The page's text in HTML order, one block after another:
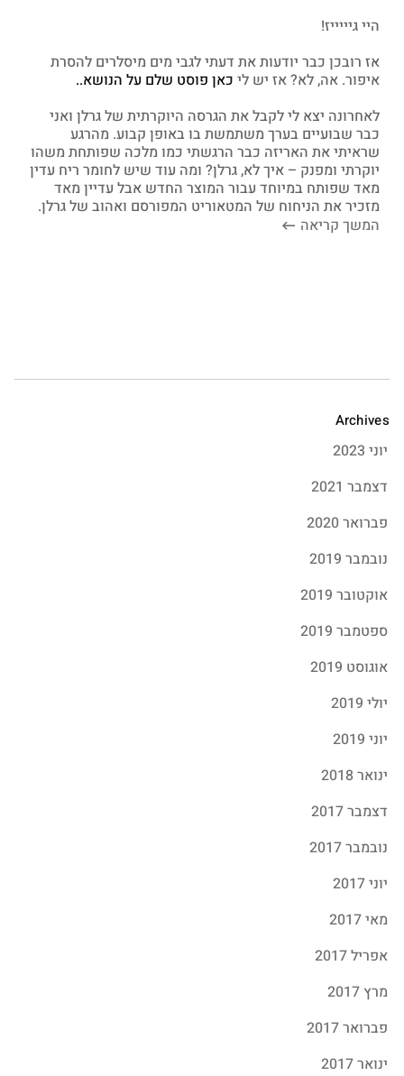
היי גיייייז!
אז רובכן כבר יודעות את דעתי לגבי מים מיסלרים להסרת
איפור. אה, לא? אז יש לי כאן פוסט שלם על הנושא..
לאחרונה יצא לי לקבל את הגרסה היוקרתית של גרלן ואני
כבר שבועיים בערך משתמשת בו באופן קבוע. מהרגע
שראיתי את האריזה כבר הרגשתי כמו מלכה שפותחת משהו
יוקרתי ומפנק – איך לא, גרלן? ומה עוד שיש לחומר ריח עדין
מאד שפותח במיוחד עבור המוצר החדש אבל עדיין מאד
מזכיר את הניחוח של המטאוריט המפורסם ואהוב של גרלן.
המשך קריאה
Archives
יוני 2023
דצמבר 2021
פברואר 2020
נובמבר 2019
אוקטובר 2019
ספטמבר 2019
אוגוסט 2019
יולי 2019
יוני 2019
ינואר 2018
דצמבר 2017
נובמבר 2017
יוני 2017
מאי 2017
אפריל 2017
מרץ 2017
פברואר 2017
ינואר 2017